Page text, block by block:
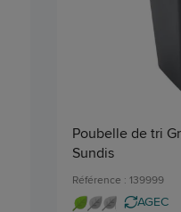
Poubelle de tri
Sundis
Référence : 139999
AGEC